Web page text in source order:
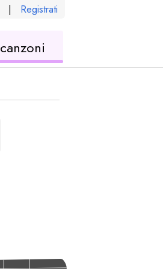
| Registrati
canzoni